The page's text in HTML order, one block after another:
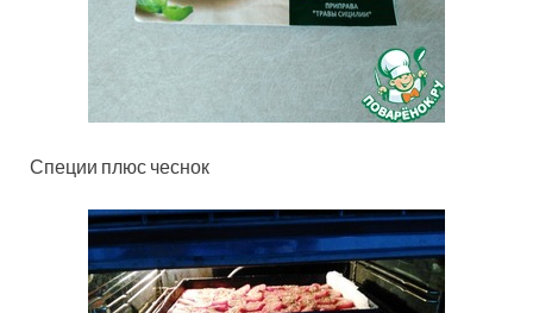
Специи плюс чеснок